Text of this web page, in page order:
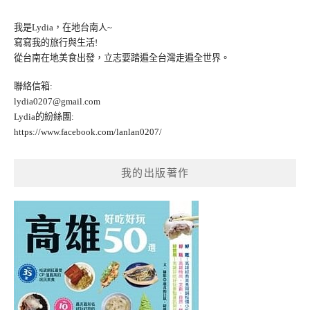
我是Lydia，在地台南人~
寫寫我的旅行與生活!
從台南在地美食出發，立志要踏遍全台灣走遍全世界。
聯絡信箱:
lydia0207@gmail.com
Lydia的紛絲團:
https://www.facebook.com/lanlan0207/
我的出版著作